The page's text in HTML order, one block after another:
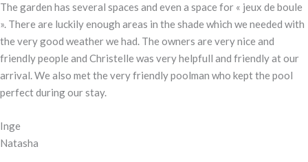
The garden has several spaces and even a space for « jeux de boule
». There are luckily enough areas in the shade which we needed with
the very good weather we had. The owners are very nice and
friendly people and Christelle was very helpfull and friendly at our
arrival. We also met the very friendly poolman who kept the pool
perfect during our stay.
Inge
Natasha